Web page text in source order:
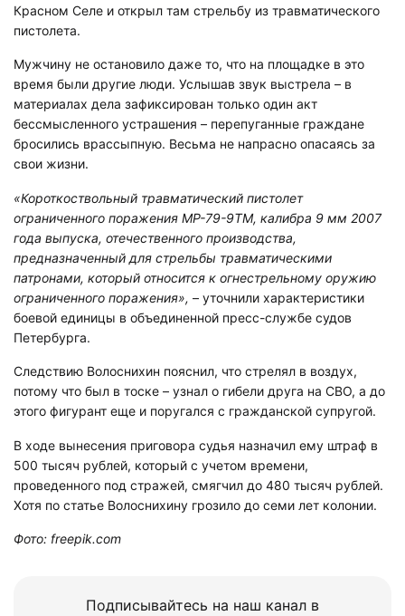
Красном Селе и открыл там стрельбу из травматического
пистолета.
Мужчину не остановило даже то, что на площадке в это
время были другие люди. Услышав звук выстрела – в
материалах дела зафиксирован только один акт
бессмысленного устрашения – перепуганные граждане
бросились врассыпную. Весьма не напрасно опасаясь за
свои жизни.
«Короткоствольный травматический пистолет
ограниченного поражения МР-79-9ТМ, калибра 9 мм 2007
года выпуска, отечественного производства,
предназначенный для стрельбы травматическими
патронами, который относится к огнестрельному оружию
ограниченного поражения», – уточнили характеристики
боевой единицы в объединенной пресс-службе судов
Петербурга.
Следствию Волоснихин пояснил, что стрелял в воздух,
потому что был в тоске – узнал о гибели друга на СВО, а до
этого фигурант еще и поругался с гражданской супругой.
В ходе вынесения приговора судья назначил ему штраф в
500 тысяч рублей, который с учетом времени,
проведенного под стражей, смягчил до 480 тысяч рублей.
Хотя по статье Волоснихину грозило до семи лет колонии.
Фото: freepik.com
Подписывайтесь на наш канал в